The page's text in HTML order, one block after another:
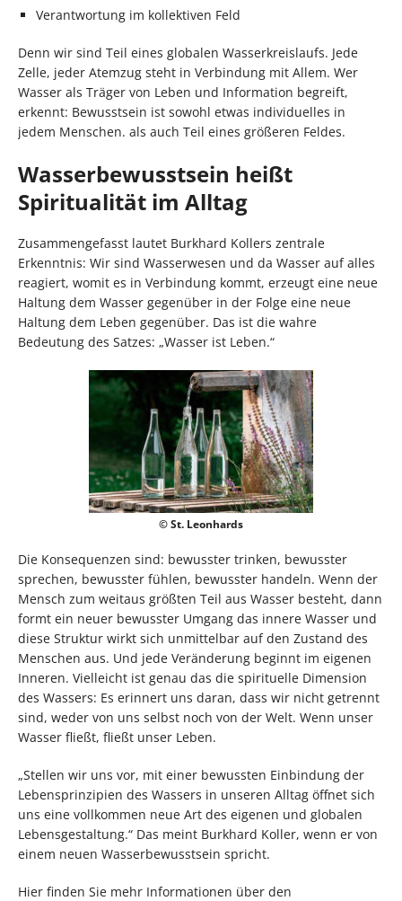
Verantwortung im kollektiven Feld
Denn wir sind Teil eines globalen Wasserkreislaufs. Jede
Zelle, jeder Atemzug steht in Verbindung mit Allem. Wer
Wasser als Träger von Leben und Information begreift,
erkennt: Bewusstsein ist sowohl etwas individuelles in
jedem Menschen. als auch Teil eines größeren Feldes.
Wasserbewusstsein heißt
Spiritualität im Alltag
Zusammengefasst lautet Burkhard Kollers zentrale
Erkenntnis: Wir sind Wasserwesen und da Wasser auf alles
reagiert, womit es in Verbindung kommt, erzeugt eine neue
Haltung dem Wasser gegenüber in der Folge eine neue
Haltung dem Leben gegenüber. Das ist die wahre
Bedeutung des Satzes: „Wasser ist Leben.“
© St. Leonhards
Die Konsequenzen sind: bewusster trinken, bewusster
sprechen, bewusster fühlen, bewusster handeln. Wenn der
Mensch zum weitaus größten Teil aus Wasser besteht, dann
formt ein neuer bewusster Umgang das innere Wasser und
diese Struktur wirkt sich unmittelbar auf den Zustand des
Menschen aus. Und jede Veränderung beginnt im eigenen
Inneren. Vielleicht ist genau das die spirituelle Dimension
des Wassers: Es erinnert uns daran, dass wir nicht getrennt
sind, weder von uns selbst noch von der Welt. Wenn unser
Wasser fließt, fließt unser Leben.
„Stellen wir uns vor, mit einer bewussten Einbindung der
Lebensprinzipien des Wassers in unseren Alltag öffnet sich
uns eine vollkommen neue Art des eigenen und globalen
Lebensgestaltung.“ Das meint Burkhard Koller, wenn er von
einem neuen Wasserbewusstsein spricht.
Hier finden Sie mehr Informationen über den